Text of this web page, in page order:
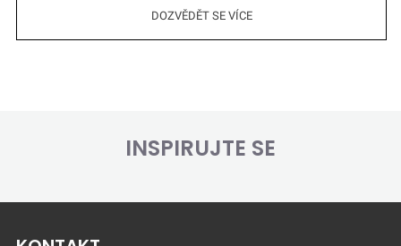
DOZVĚDĚT SE VÍCE
INSPIRUJTE SE